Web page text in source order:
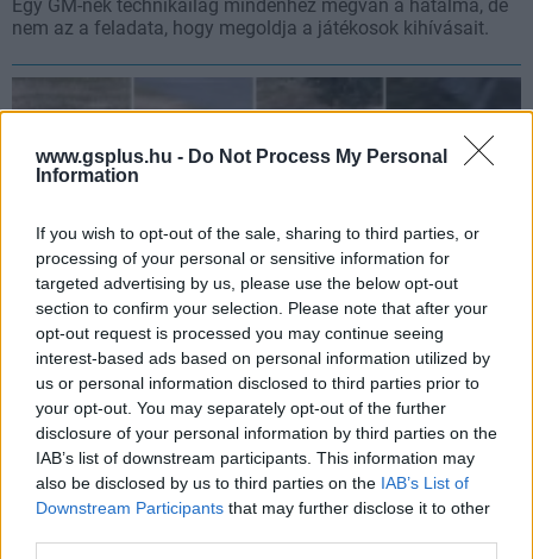
www.gsplus.hu - Do Not Process My Personal
Information
If you wish to opt-out of the sale, sharing to third parties, or
processing of your personal or sensitive information for
targeted advertising by us, please use the below opt-out
section to confirm your selection. Please note that after your
opt-out request is processed you may continue seeing
interest-based ads based on personal information utilized by
us or personal information disclosed to third parties prior to
your opt-out. You may separately opt-out of the further
disclosure of your personal information by third parties on the
IAB’s list of downstream participants. This information may
also be disclosed by us to third parties on the IAB’s List of
Downstream Participants that may further disclose it to other
Egy GM-nek technikailag mindenhez megvan a hatalma, de
nem az a feladata, hogy megoldja a játékosok kihívásait.
Valaki állítsa meg Jimothyt, mielőtt beszivárog az
összes játékunkba!
| 2026.07.21 07:50
Az internet beleszeretett a kis mosómedvébe, aki nincs
messze attól, hogy a World of Warcraftba, és a RuneScape-
be is bekerülhessen.